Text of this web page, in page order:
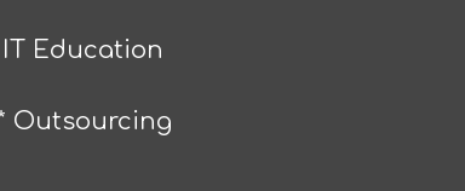
IT Education
Outsourcing